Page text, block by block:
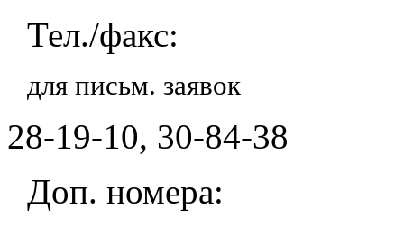
Тел./факс:
для письм. заявок
28-19-10, 30-84-38
Доп. номера: